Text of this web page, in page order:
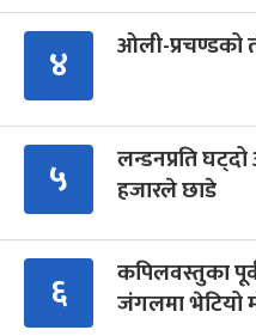
४ ओली-प्रचण्डको
५
लन्डनप्रति
हजारले छाडे
६
कपिलवस्तुका
जंगलमा भेटियो